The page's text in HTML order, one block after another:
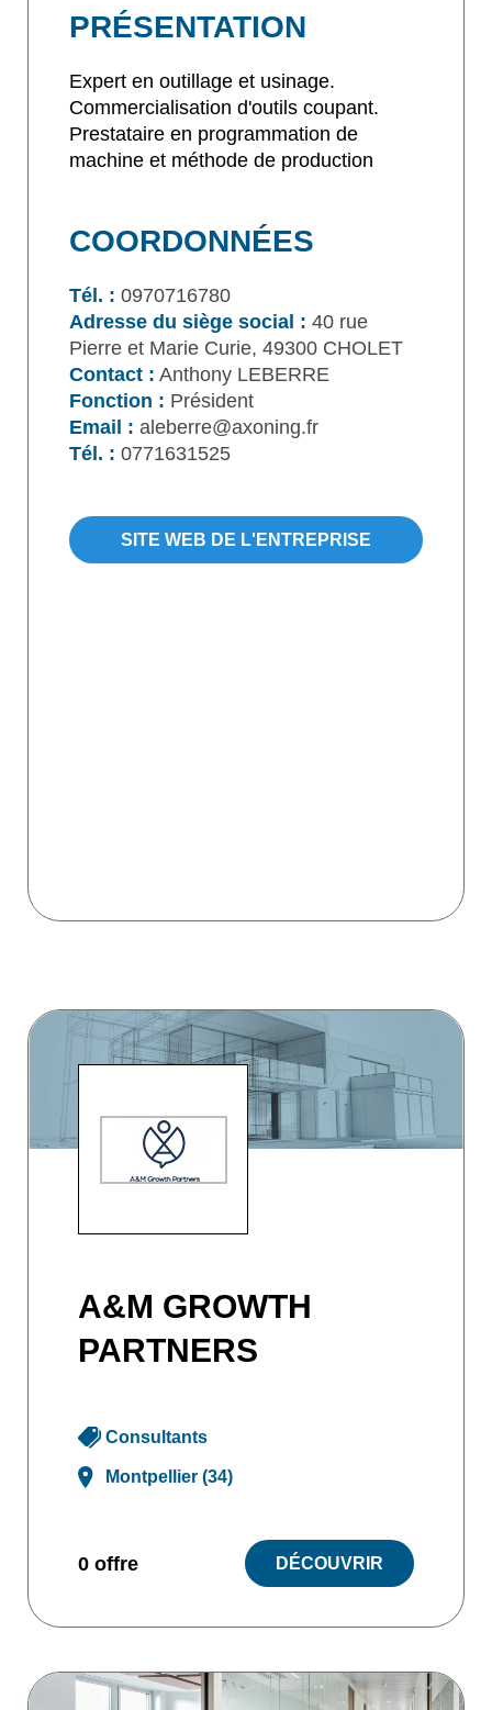
PRÉSENTATION
Expert en outillage et usinage.
Commercialisation d'outils coupant.
Prestataire en programmation de
machine et méthode de production
COORDONNÉES
Tél. : 0970716780
Adresse du siège social : 40 rue
Pierre et Marie Curie, 49300 CHOLET
Contact : Anthony LEBERRE
Fonction : Président
Email : aleberre@axoning.fr
Tél. : 0771631525
SITE WEB DE L'ENTREPRISE
A&M GROWTH
PARTNERS
Consultants
Montpellier (34)
0 offre DÉCOUVRIR